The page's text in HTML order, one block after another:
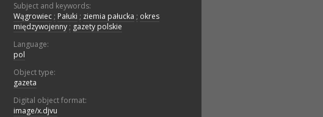
Subject and keywords:
Wągrowiec ; Pałuki ; ziemia pałucka ; okres
międzywojenny ; gazety polskie
Language:
pol
Object type:
gazeta
Digital object format:
image/x.djvu